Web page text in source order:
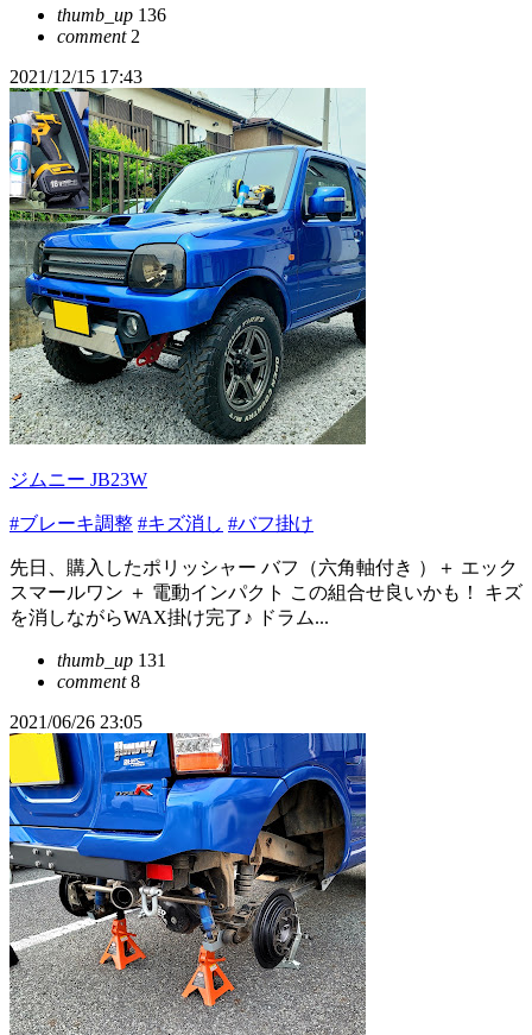
thumb_up 136
comment2
2021/12/15 17:43
ジムニー JB23W
#ブレーキ調整 #キズ消し #バフ掛け
先日、購入したポリッシャー バフ（六角軸付き ）＋ エック
スマールワン ＋ 電動インパクト この組合せ良いかも！ キズ
を消しながらWAX掛け完了♪ ドラム...
thumb_up 131
comment8
2021/06/26 23:05